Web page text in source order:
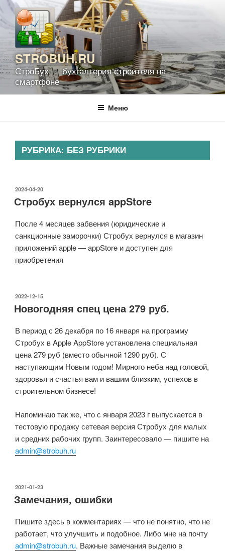
Перейти
к
содержимому
STROBUH.RU
СтроБух — бухгалтерия строителя на
смартфоне
Меню
РУБРИКА: БЕЗ РУБРИКИ
ОПУБЛИКОВАНО
2024-04-20
Стробух вернулся appStore
После 4 месяцев забвения (юридические и
санкционные заморочки) Стробух вернулся в магазин
приложений apple — appStore и доступен для
приобретения
ОПУБЛИКОВАНО
2022-12-15
Новогодняя спец цена 279 руб.
В период с 26 декабря по 16 января на программу
Стробух в Apple AppStore установлена специальная
цена 279 руб (вместо обычной 1290 руб). С
наступающим Новым годом! Мирного неба над головой,
здоровья и счастья вам и вашим близким, успехов в
строительном бизнесе!
Напоминаю так же, что с января 2023 г выпускается в
тестовую продажу сетевая версия Стробух для малых
и средних рабочих групп. Заинтересовало — пишите на
admin@strobuh.ru
ОПУБЛИКОВАНО
2021-01-23
Замечания, ошибки
Пишите здесь в комментариях — что не понятно, что не
работает, что улучшить и подобное. Либо мне на почту
admin@strobuh.ru. Важные замечания выделю в